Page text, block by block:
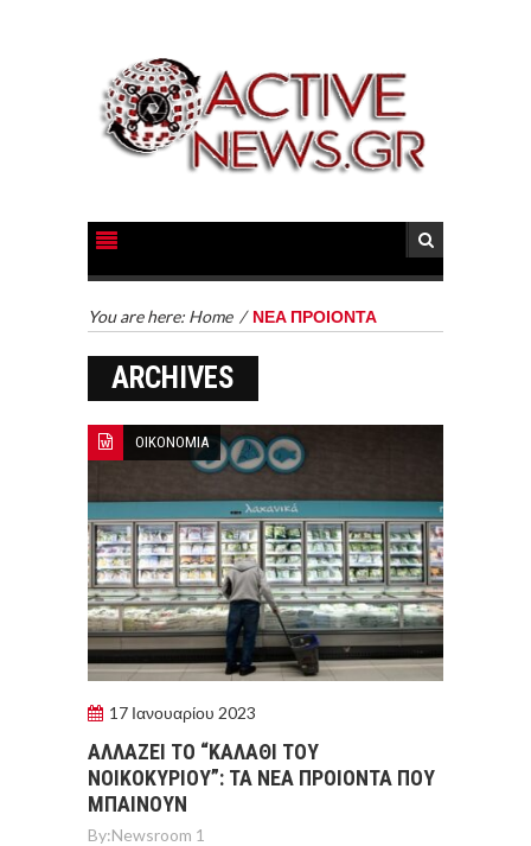
You are here: Home / ΝΕΑ ΠΡΟΙΟΝΤΑ
ARCHIVES
ΟΙΚΟΝΟΜΙΑ
17 Ιανουαρίου 2023
ΑΛΛΑΖΕΙ ΤΟ “ΚΑΛΑΘΙ ΤΟΥ
ΝΟΙΚΟΚΥΡΙΟΥ”: ΤΑ ΝΕΑ ΠΡΟΙΟΝΤΑ ΠΟΥ
ΜΠΑΙΝΟΥΝ
By:Newsroom 1